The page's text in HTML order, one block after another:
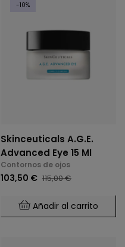
-10%
Skinceuticals A.G.E.
Advanced Eye 15 Ml
Contornos de ojos
103,50 € 115,00 €
Añadir al carrito